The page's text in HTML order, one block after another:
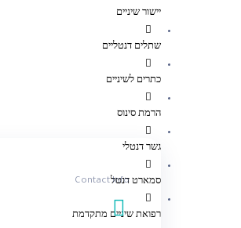
יישור שיניים
שתלים דנטליים
כתרים לשיניים
הרמת סינוס
גשר דנטלי
סמארט דנטל
רפואת שיניים מתקדמת
Contact Info